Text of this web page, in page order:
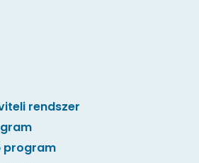
rendszer
program